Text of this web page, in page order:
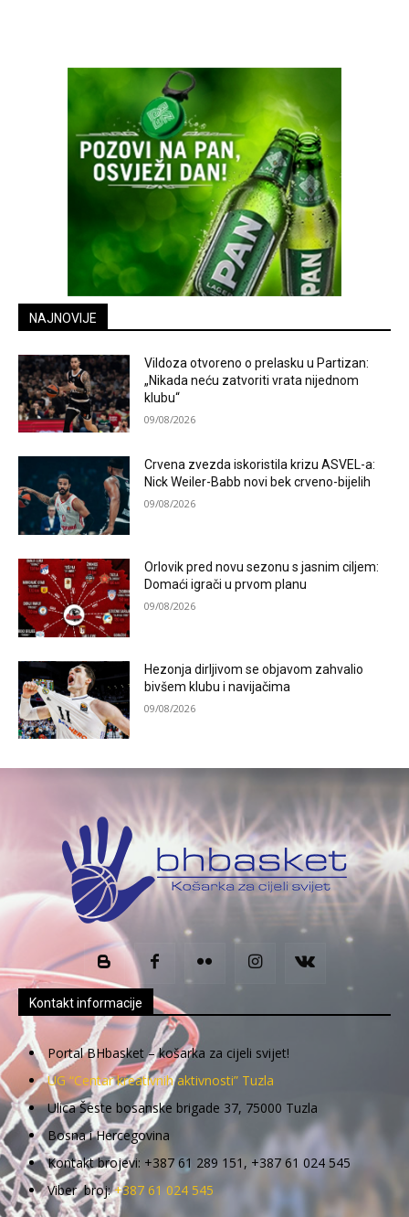
NAJNOVIJE
Vildoza otvoreno o prelasku u Partizan:
„Nikada neću zatvoriti vrata nijednom
klubu“
09/08/2026
Crvena zvezda iskoristila krizu ASVEL-a:
Nick Weiler-Babb novi bek crveno-bijelih
09/08/2026
Orlovik pred novu sezonu s jasnim ciljem:
Domaći igrači u prvom planu
09/08/2026
Hezonja dirljivom se objavom zahvalio
bivšem klubu i navijačima
09/08/2026
Kontakt informacije
Portal BHbasket – košarka za cijeli svijet!
UG “Centar kreativnih aktivnosti” Tuzla
Ulica Šeste bosanske brigade 37, 75000 Tuzla
Bosna i Hercegovina
Kontakt brojevi: +387 61 289 151, +387 61 024 545
Viber broj:+387 61 024 545